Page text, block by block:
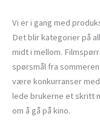
Vi er i gang med
Det blir kategorier på
midt i mellom.
spørsmål fra
være konkurranser
lede brukerne et skritt
om å gå på kino.